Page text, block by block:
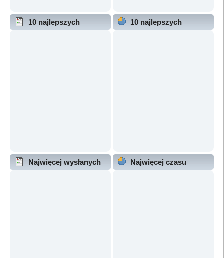
10 najlepszych
10 najlepszych
Najwięcej wysłanych
Najwięcej czasu